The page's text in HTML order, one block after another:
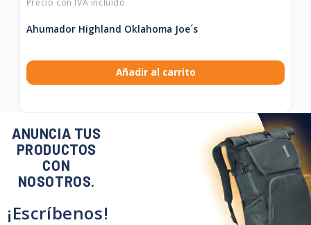
Ahumador Highland Oklahoma Joe´s
Añadir al carrito
ANUNCIA TUS
PRODUCTOS
CON
NOSOTROS.
¡Escríbenos!